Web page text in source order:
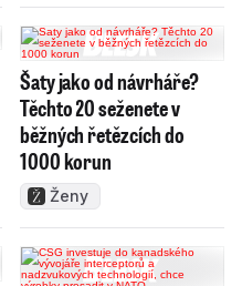
Šaty jako od návrháře?
Těchto 20 seženete v
běžných řetězcích do
1000 korun
Ženy